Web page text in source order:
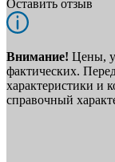
Оставить отзыв
Внимание! Цены,
фактических.
характеристики и
справочный